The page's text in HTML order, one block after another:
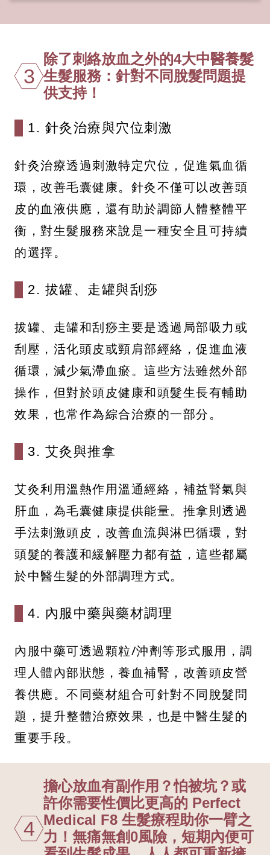
3
除了刺絡放血之外的4大中醫養髮
生髮服務：針對不同脫髮問題提
供支持！
1. 針灸治療與穴位刺激
針灸治療透過刺激特定穴位，促進氣血循
環，改善毛囊健康。針灸不僅可以改善頭
皮的血液供應，還有助於調節人體整體平
衡，對生髮服務來說是一種安全且可持續
的選擇。
2. 拔罐、走罐與刮痧
拔罐、走罐和刮痧主要是透過局部吸力或
刮壓，活化頭皮或頸肩部經絡，促進血液
循環，減少氣滯血瘀。這些方法雖然外部
操作，但對於頭皮健康和頭髮生長有輔助
效果，也常作為綜合治療的一部分。
3. 艾灸與推拿
艾灸利用溫熱作用溫通經絡，補益腎氣與
肝血，為毛囊健康提供能量。推拿則透過
手法刺激頭皮，改善血流與淋巴循環，對
頭髮的養護和緩解壓力都有益，這些都屬
於中醫生髮的外部調理方式。
4. 內服中藥與藥材調理
內服中藥可透過顆粒/沖劑等形式服用，調
理人體內部狀態，養血補腎，改善頭皮營
養供應。不同藥材組合可針對不同脫髮問
題，提升整體治療效果，也是中醫生髮的
重要手段。
4
擔心放血有副作用？怕被坑？或
許你需要性價比更高的 Perfect
Medical F8 生髮療程助你一臂之
力！無痛無創0風險，短期內便可